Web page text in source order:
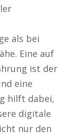
als bei
Eine auf
ist der
eine
hilft dabei,
digitale
nur den